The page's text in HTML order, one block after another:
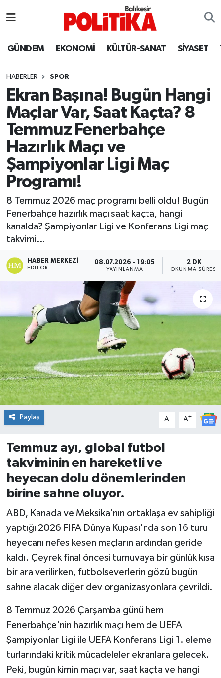
GÜNDEM EKONOMİ KÜLTÜR-SANAT SİYASET
HABERLER SPOR
Ekran Başına! Bugün Hangi
Maçlar Var, Saat Kaçta? 8
Temmuz Fenerbahçe
Hazırlık Maçı ve
Şampiyonlar Ligi Maç
Programı!
8 Temmuz 2026 maç programı belli oldu! Bugün
Fenerbahçe hazırlık maçı saat kaçta, hangi
kanalda? Şampiyonlar Ligi ve Konferans Ligi maç
takvimi…
HABER MERKEZI
EDITÖR
08.07.2026 - 19:05
YAYINLANMA
2 DK
OKUNMA SÜRESI
Paylaş A- A+
Temmuz ayı, global futbol
takviminin en hareketli ve
heyecan dolu dönemlerinden
birine sahne oluyor.
ABD, Kanada ve Meksika'nın ortaklaşa ev sahipliği
yaptığı 2026 FIFA Dünya Kupası'nda son 16 turu
heyecanı nefes kesen maçların ardından geride
kaldı. Çeyrek final öncesi turnuvaya bir günlük kısa
bir ara verilirken, futbolseverlerin gözü bugün
sahne alacak diğer dev organizasyonlara çevrildi.
8 Temmuz 2026 Çarşamba günü hem
Fenerbahçe'nin hazırlık maçı hem de UEFA
Şampiyonlar Ligi ile UEFA Konferans Ligi 1. eleme
turlarındaki kritik mücadeleler ekranlara gelecek.
Peki, bugün kimin maçı var, saat kaçta ve hangi
Ayvalık
Bandırma
Bigadiç
BİYOGRAFİLER
Burhaniye
ÇEVRE
DÜNYA
Dursunbey
EĞİTİM
EKONOMİ
Erdek
Gömeç
Gönen
İvrindi
KENT GÜNDEMİ
Kepsut
KÜLTÜR-SANAT
MANŞET
Manyas
OLAY
OTOMOTİV
Balıkesir Hava Durumu
Balıkesir Namaz Vakitleri
Balıkesir Trafik Yoğunluk Haritası
Süper Lig Puan Durumu ve Fikstür
Tüm Manşetler
Son Dakika Haberleri
Haber Arşivi